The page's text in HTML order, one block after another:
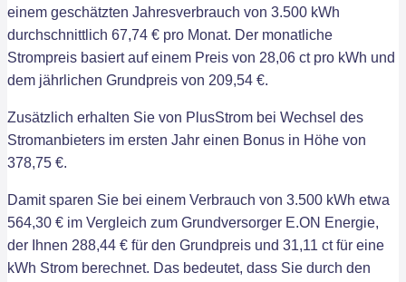
einem geschätzten Jahresverbrauch von 3.500 kWh
durchschnittlich 67,74 € pro Monat. Der monatliche
Strompreis basiert auf einem Preis von 28,06 ct pro kWh und
dem jährlichen Grundpreis von 209,54 €.
Zusätzlich erhalten Sie von PlusStrom bei Wechsel des
Stromanbieters im ersten Jahr einen Bonus in Höhe von
378,75 €.
Damit sparen Sie bei einem Verbrauch von 3.500 kWh etwa
564,30 € im Vergleich zum Grundversorger E.ON Energie,
der Ihnen 288,44 € für den Grundpreis und 31,11 ct für eine
kWh Strom berechnet. Das bedeutet, dass Sie durch den